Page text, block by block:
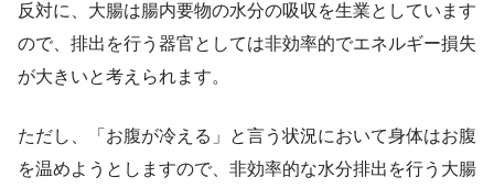
反対に、大腸は腸内要物の水分の吸収を生業としています
ので、排出を行う器官としては非効率的でエネルギー損失
が大きいと考えられます。
ただし、「お腹が冷える」と言う状況において身体はお腹
を温めようとしますので、非効率的な水分排出を行う大腸